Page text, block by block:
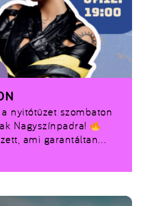
nyitótüzet szombaton
Nagyszínpadra!
ami garantáltan